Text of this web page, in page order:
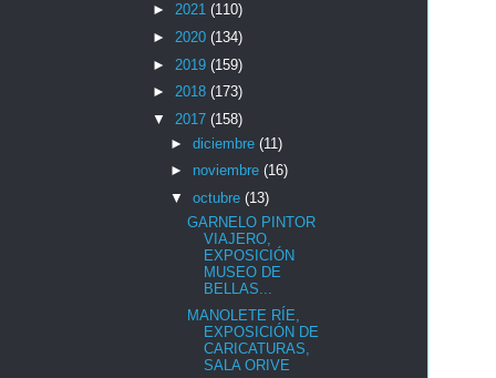
► 2021 (110)
► 2020 (134)
► 2019 (159)
► 2018 (173)
▼ 2017 (158)
► diciembre (11)
► noviembre (16)
▼ octubre (13)
GARNELO PINTOR
VIAJERO,
EXPOSICIÓN
MUSEO DE
BELLAS...
MANOLETE RÍE,
EXPOSICIÓN DE
CARICATURAS,
SALA ORIVE